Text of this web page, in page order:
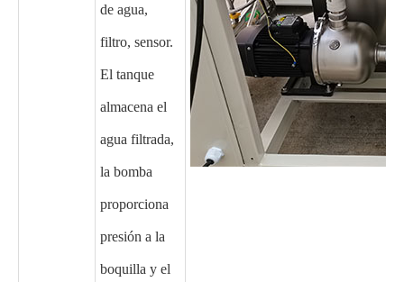
de agua,
filtro, sensor.
El tanque
almacena el
agua filtrada,
la bomba
proporciona
presión a la
boquilla y el